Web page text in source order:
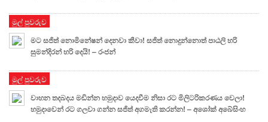
මුල් පුවරුව
මට සජිත් නොමිනේෂන් දෙනවා කීවා! සජිත් නොදුන්නොත් පාඨලි හරි
සුමන්දිරන් හරි දෙයි! – රංජන්
මුල් පුවරුව
වාහන තදබදය මඩින්න හමුදාව යෙදවීම නිසා රට මිලිටරිකරණය වෙලා!
හමුදාවෙන් රට ගලවා ගන්න සජිත් අගමැති කරන්න! – අශෝක් අබේසිංහ